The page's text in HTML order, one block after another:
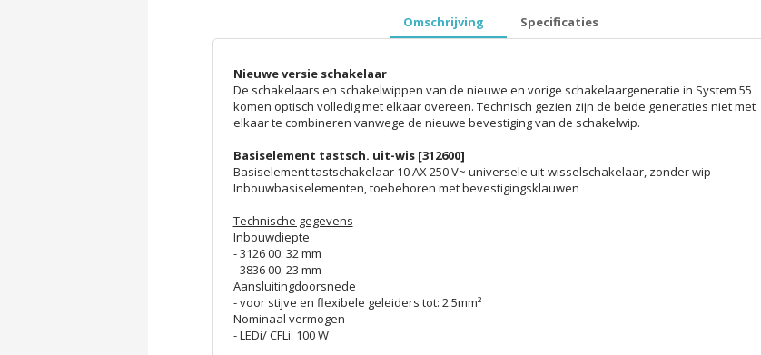
Omschrijving Specificaties
Nieuwe versie schakelaar
De schakelaars en schakelwippen van de nieuwe en vorige schakelaargeneratie in System 55
komen optisch volledig met elkaar overeen. Technisch gezien zijn de beide generaties niet met
elkaar te combineren vanwege de nieuwe bevestiging van de schakelwip.
Basiselement tastsch. uit-wis [312600]
Basiselement tastschakelaar 10 AX 250 V~ universele uit-wisselschakelaar, zonder wip
Inbouwbasiselementen, toebehoren met bevestigingsklauwen
Technische gegevens
Inbouwdiepte
- 3126 00: 32 mm
- 3836 00: 23 mm
Aansluitingdoorsnede
- voor stijve en flexibele geleiders tot: 2.5mm²
Nominaal vermogen
- LEDi/ CFLi: 100 W